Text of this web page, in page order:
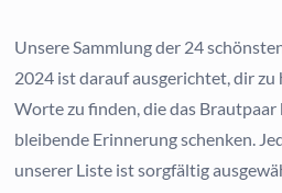
Unsere Sammlung der 24
2024 ist darauf ausgerichtet, dir zu
Worte zu finden, die das
bleibende Erinnerung schenken.
unserer Liste ist sorgfältig